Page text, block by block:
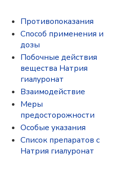
Противопоказания
Способ применения и
дозы
Побочные действия
вещества Натрия
гиалуронат
Взаимодействие
Меры
предосторожности
Особые указания
Список препаратов с
Натрия гиалуронат